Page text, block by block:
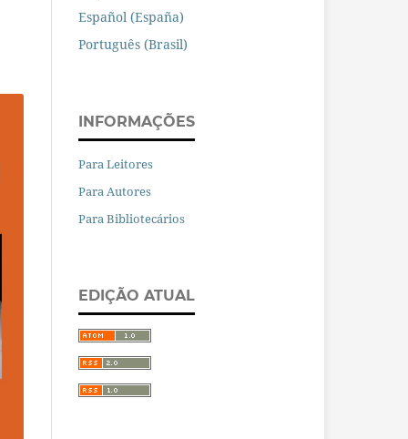
Español (España)
Português (Brasil)
INFORMAÇÕES
Para Leitores
Para Autores
Para Bibliotecários
EDIÇÃO ATUAL